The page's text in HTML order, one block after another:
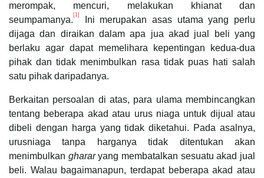
merompak, mencuri, melakukan khianat dan
seumpamanya. [1]
Ini merupakan asas utama yang perlu
dijaga dan diraikan dalam apa jua akad jual beli yang
berlaku agar dapat memelihara kepentingan kedua-dua
pihak dan tidak menimbulkan rasa tidak puas hati salah
satu pihak daripadanya.
Berkaitan persoalan di atas, para ulama membincangkan
tentang beberapa akad atau urus niaga untuk dijual atau
dibeli dengan harga yang tidak diketahui. Pada asalnya,
urusniaga tanpa harganya tidak ditentukan akan
menimbulkan ghararyang membatalkan sesuatu akad jual
beli. Walau bagaimanapun, terdapat beberapa akad atau